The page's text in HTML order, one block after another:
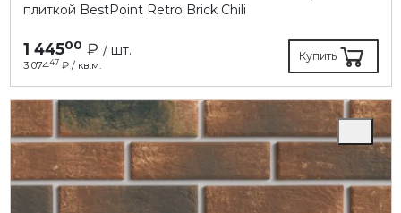
плиткой BestPoint Retro Brick Chili
1 44500 ₽ / шт.
3 07447 ₽ / кв.м.
Купить